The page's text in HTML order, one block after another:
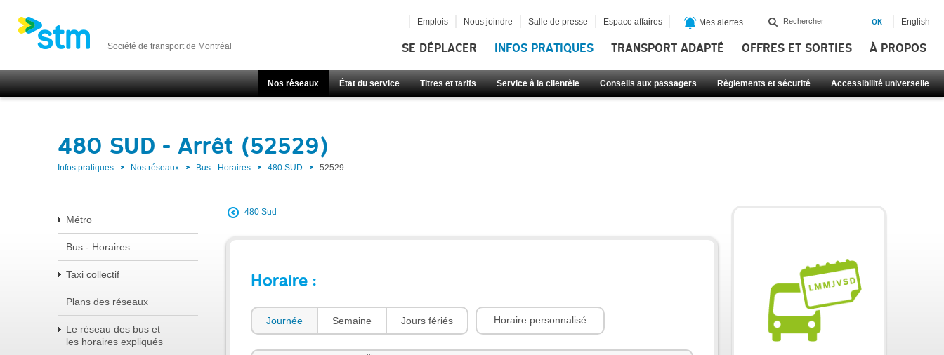
Société de transport de Montréal SE DÉPLACER INFOS PRATIQUES TRANSPORT ADAPTÉ OFFRES ET SORTIES À PROPOS
Nos réseaux État du service Titres et tarifs Service à la clientèle Conseils aux passagers Règlements et sécurité Accessibilité universelle
Emplois Nous joindre Salle de presse Espace affaires Mes alertes English
480 SUD - Arrêt (52529)
Infos pratiques Nos réseaux Bus - Horaires 480 SUD 52529
Métro
Bus - Horaires
Taxi collectif
Plans des réseaux
Le réseau des bus et
les horaires expliqués
480 Sud
Horaire :
Journée Semaine Jours fériés Horaire personnalisé